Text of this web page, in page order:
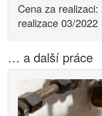
Cena za
realizace 03/2022
… a další práce